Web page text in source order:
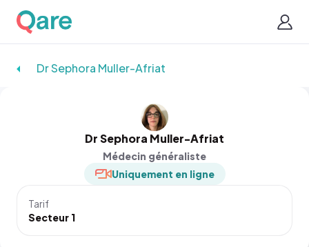
Dr Sephora Muller-Afriat
Dr Sephora Muller-Afriat
Médecin généraliste
Uniquement en ligne
Tarif
Secteur 1